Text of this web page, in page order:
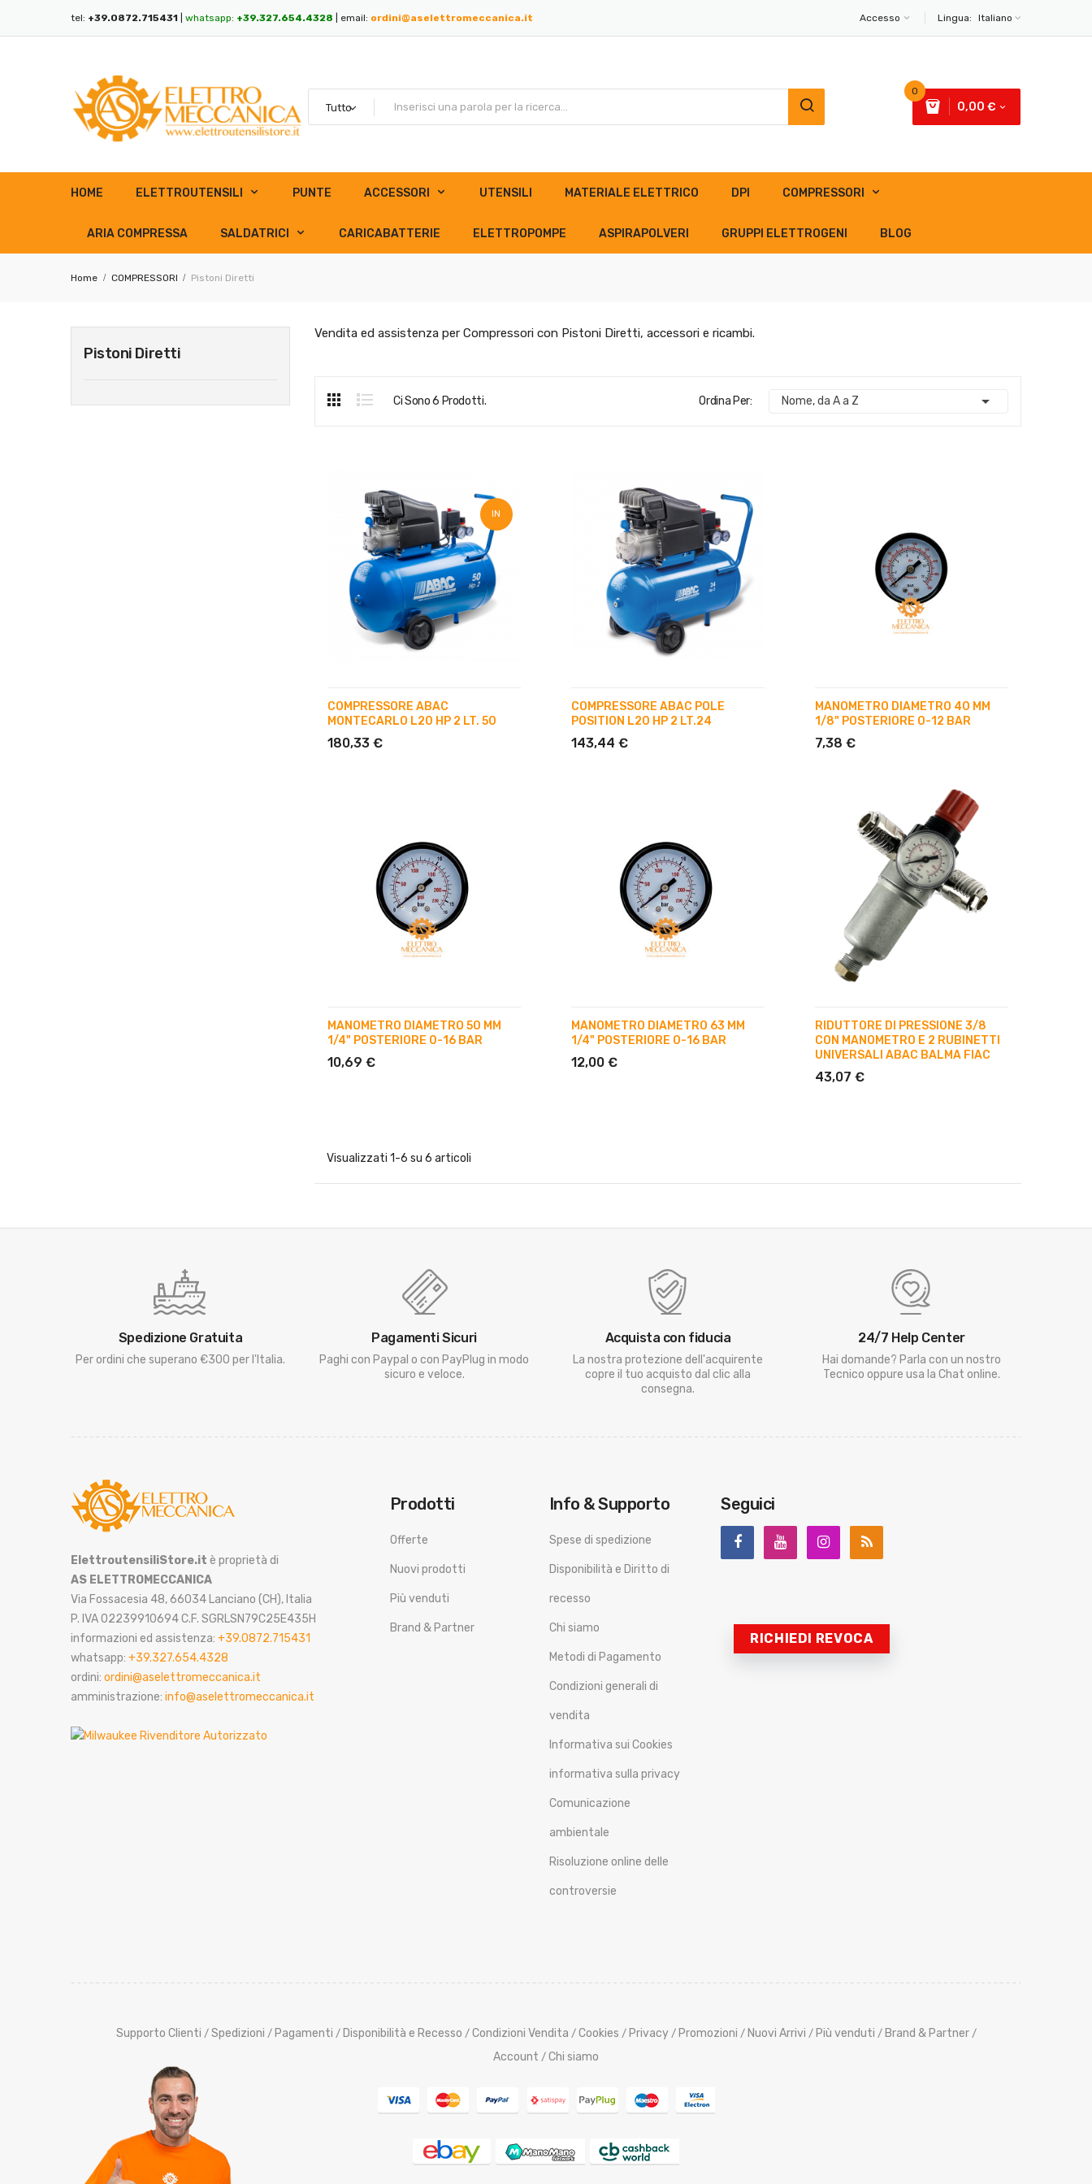
Lingua: Italiano
tel: +39.0872.715431 whatsapp: +39.327.654.4328 | email: ordini@aselettromeccanica.it Accesso
0
0,00 €
HOME ELETTROUTENSILI PUNTE ACCESSORI UTENSILI MATERIALE ELETTRICO DPI COMPRESSORI
ARIA COMPRESSA SALDATRICI CARICABATTERIE ELETTROPOMPE ASPIRAPOLVERI GRUPPI ELETTROGENI BLOG
Home COMPRESSORI Pistoni Diretti
Pistoni Diretti
Vendita ed assistenza per Compressori con Pistoni Diretti, accessori e ricambi.
Ci Sono 6 Prodotti. Ordina Per: Nome, da A a Z 
IN
SALDO!
COMPRESSORE ABAC
MONTECARLO L20 HP 2 LT. 50
180,33 €
COMPRESSORE ABAC POLE
POSITION L20 HP 2 LT.24
143,44 €
MANOMETRO DIAMETRO 40 MM
1/8" POSTERIORE 0-12 BAR
7,38 €
MANOMETRO DIAMETRO 50 MM
1/4" POSTERIORE 0-16 BAR
10,69 €
MANOMETRO DIAMETRO 63 MM
1/4" POSTERIORE 0-16 BAR
12,00 €
RIDUTTORE DI PRESSIONE 3/8
CON MANOMETRO E 2 RUBINETTI
UNIVERSALI ABAC BALMA FIAC
43,07 €
Visualizzati 1-6 su 6 articoli
Spedizione Gratuita
Per ordini che superano €300 per l'Italia.
Pagamenti Sicuri
Paghi con Paypal o con PayPlug in modo
sicuro e veloce.
Acquista con fiducia
La nostra protezione dell'acquirente
copre il tuo acquisto dal clic alla
consegna.
24/7 Help Center
Hai domande? Parla con un nostro
Tecnico oppure usa la Chat online.
ElettroutensiliStore.it è proprietà di
AS ELETTROMECCANICA
Via Fossacesia 48, 66034 Lanciano (CH), Italia
P. IVA 02239910694 C.F. SGRLSN79C25E435H
informazioni ed assistenza: +39.0872.715431
whatsapp: +39.327.654.4328
ordini: ordini@aselettromeccanica.it
amministrazione: info@aselettromeccanica.it
Prodotti
Offerte
Nuovi prodotti
Più venduti
Brand & Partner
Info & Supporto
Spese di spedizione
Disponibilità e Diritto di
recesso
Chi siamo
Metodi di Pagamento
Condizioni generali di
vendita
Informativa sui Cookies
informativa sulla privacy
Comunicazione
ambientale
Risoluzione online delle
controversie
Seguici
RICHIEDI REVOCA
Supporto Clienti / Spedizioni / Pagamenti / Disponibilità e Recesso / Condizioni Vendita / Cookies / Privacy / Promozioni / Nuovi Arrivi / Più venduti / Brand & Partner /
Account / Chi siamo